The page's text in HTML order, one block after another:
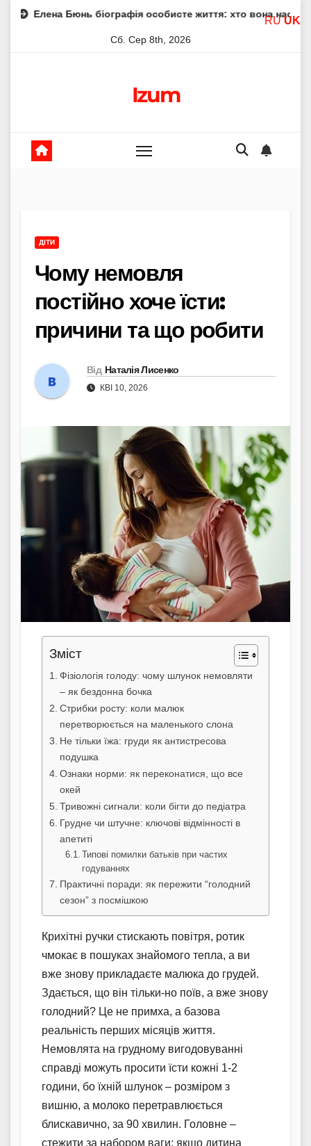
Skip біографія особисте життя: хто вона насправді
Сб. Сер 8th, 2026
Izum
ДІТИ
Чому немовля
постійно хоче їсти:
причини та що робити
Від Наталія Лисенко
КВІ 10, 2026
Зміст
Фізіологія голоду: чому шлунок немовляти
– як бездонна бочка
Стрибки росту: коли малюк
перетворюється на маленького слона
Не тільки їжа: груди як антистресова
подушка
Ознаки норми: як переконатися, що все
окей
Тривожні сигнали: коли бігти до педіатра
Грудне чи штучне: ключові відмінності в
апетиті
Типові помилки батьків при частих
годуваннях
Практичні поради: як пережити “голодний
сезон” з посмішкою
Крихітні ручки стискають повітря, ротик
чмокає в пошуках знайомого тепла, а ви
вже знову прикладаєте малюка до грудей.
Здається, що він тільки-но поїв, а вже знову
голодний? Це не примха, а базова
реальність перших місяців життя.
Немовлята на грудному вигодовуванні
справді можуть просити їсти кожні 1-2
години, бо їхній шлунок – розміром з
вишню, а молоко перетравлюється
блискавично, за 90 хвилин. Головне –
стежити за набором ваги: якщо дитина
RU UK